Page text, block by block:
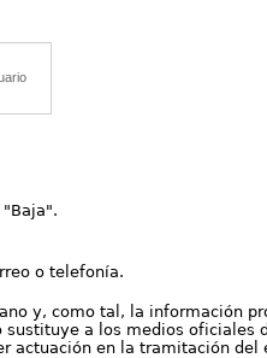
o telefonía.
y, como tal, la información
a los medios oficiales
actuación en la tramitación del